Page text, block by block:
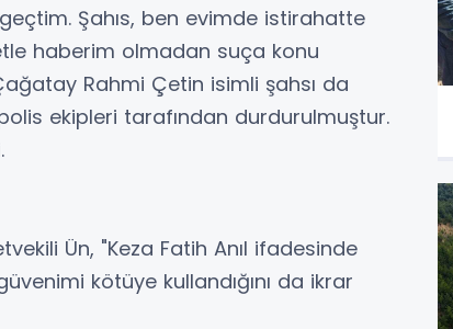
Şahıs, ben evimde istirahatte
haberim olmadan suça konu
Rahmi Çetin isimli şahsı da
ekipleri tarafından durdurulmuştur.
Ün, "Keza Fatih Anıl ifadesinde
kötüye kullandığını da ikrar